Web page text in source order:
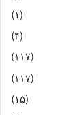
(۱)
(۴)
(۱۱۷)
(۱۱۷)
(۱۵)